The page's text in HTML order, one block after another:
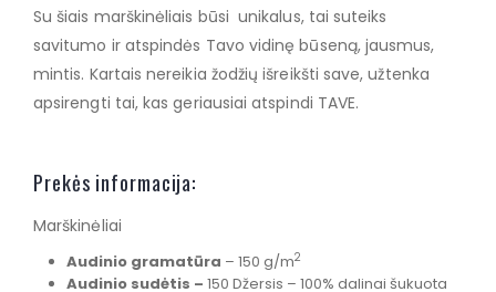
Su šiais marškinėliais būsi unikalus, tai suteiks
savitumo ir atspindės Tavo vidinę būseną, jausmus,
mintis. Kartais nereikia žodžių išreikšti save, užtenka
apsirengti tai, kas geriausiai atspindi TAVE.
Prekės informacija:
Marškinėliai
Audinio gramatūra – 150 g/m2
Audinio sudėtis – 150 Džersis – 100% dalinai šukuota